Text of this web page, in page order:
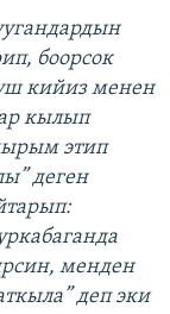
боорсок
кийиз менен
кылып
этип
деген
менден
деп эки